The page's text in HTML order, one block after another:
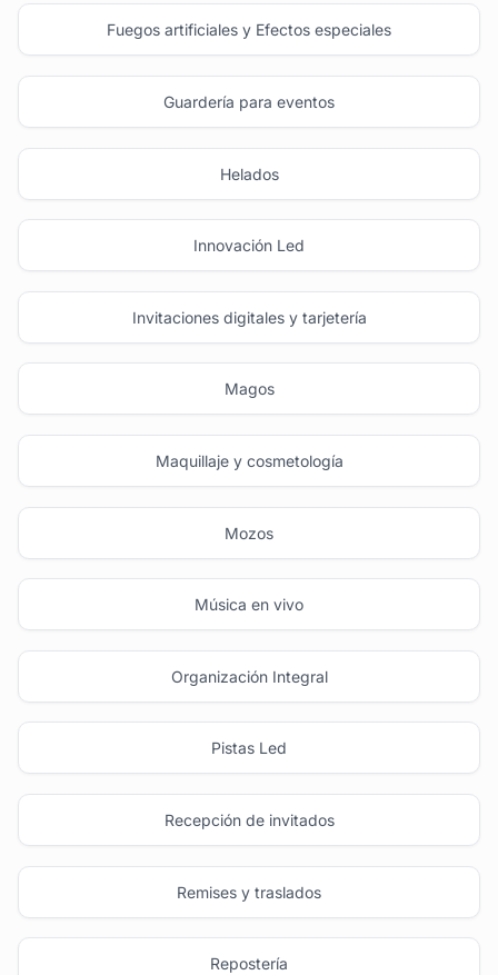
Fuegos artificiales y Efectos especiales
Guardería para eventos
Helados
Innovación Led
Invitaciones digitales y tarjetería
Magos
Maquillaje y cosmetología
Mozos
Música en vivo
Organización Integral
Pistas Led
Recepción de invitados
Remises y traslados
Repostería